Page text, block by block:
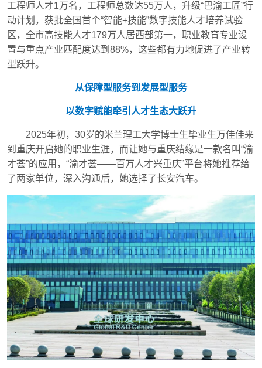
工程师人才1万名，工程师总数达55万人，升级“巴渝工匠”行
动计划，获批全国首个“智能+技能”数字技能人才培养试验
区，全市高技能人才179万人居西部第一，职业教育专业设
置与重点产业匹配度达到88%，这些都有力地促进了产业转
型跃升。
从保障型服务到发展型服务
以数字赋能牵引人才生态大跃升
2025年初，30岁的米兰理工大学博士生毕业生万佳佳来
到重庆开启她的职业生涯，而让她与重庆结缘是一款名叫“渝
才荟”的应用，“渝才荟——百万人才兴重庆”平台将她推荐给
了两家单位，深入沟通后，她选择了长安汽车。